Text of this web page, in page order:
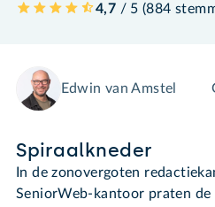
4,7 / 5 (884
Edwin van Amstel
Spiraalkneder
In de zonovergoten
SeniorWeb-kantoor praten de